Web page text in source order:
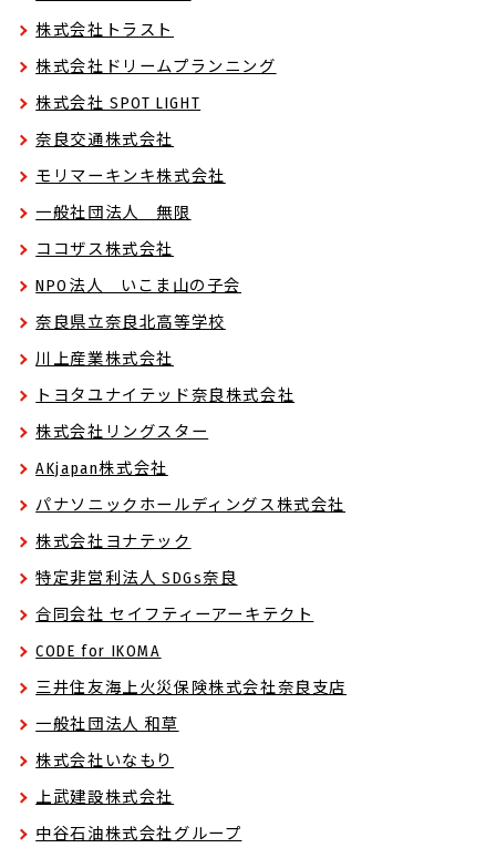
株式会社トラスト
株式会社ドリームプランニング
株式会社 SPOT LIGHT
奈良交通株式会社
モリマーキンキ株式会社
一般社団法人 無限
ココザス株式会社
NPO法人 いこま山の子会
奈良県立奈良北高等学校
川上産業株式会社
トヨタユナイテッド奈良株式会社
株式会社リングスター
AKjapan株式会社
パナソニックホールディングス株式会社
株式会社ヨナテック
特定非営利法人 SDGs奈良
合同会社 セイフティーアーキテクト
CODE for IKOMA
三井住友海上火災保険株式会社奈良支店
一般社団法人 和草
株式会社いなもり
上武建設株式会社
中谷石油株式会社グループ